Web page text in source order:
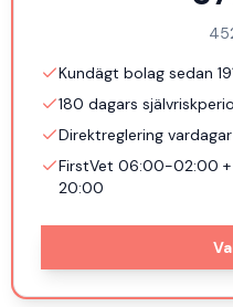
Kundägt bolag sedan
180 dagars
Direktreglering
FirstVet 06:00-02:00
20:00